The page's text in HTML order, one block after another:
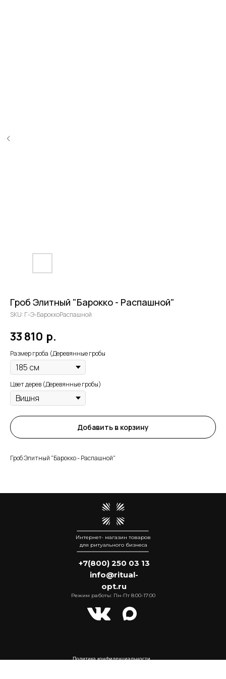
Гроб Элитный "Барокко - Распашной"
SKU: Г-Э-БароккоРаспашной
33 810 р.
Размер гроба (Деревянные гробы
Цвет дерев (Деревянные гробы)
Добавить в корзину
Гроб Элитный "Барокко - Распашной"
Режим работы: Пн-Пт 8:00-17:00
Политика конфиденциальности
Интернет- магазин товаров
для ритуального бизнеса
+7(800) 250 03 13
info@ritual-
opt.ru